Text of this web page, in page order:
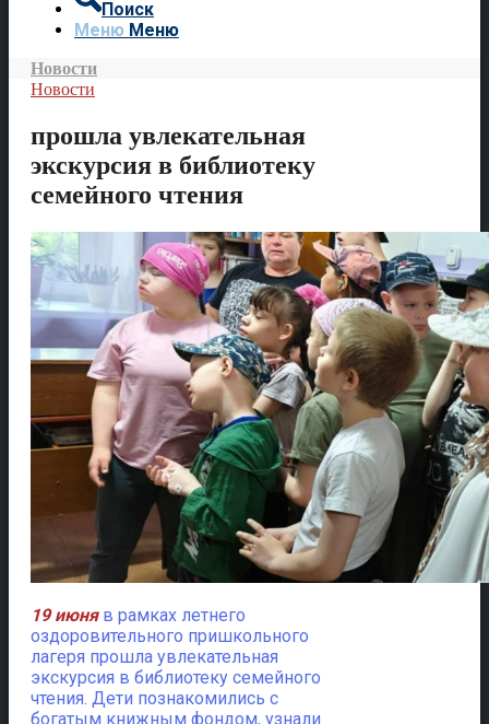
Поиск
Меню Меню
Новости
Новости
прошла увлекательная
экскурсия в библиотеку
семейного чтения
19 июня в рамках летнего
оздоровительного пришкольного
лагеря прошла увлекательная
экскурсия в библиотеку семейного
чтения. Дети познакомились с
богатым книжным фондом, узнали